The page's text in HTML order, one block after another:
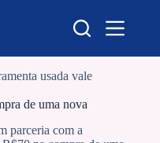
usada vale
de uma nova
parceria com a